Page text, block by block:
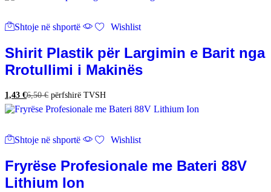
Shtoje në shportë Wishlist
Shirit Plastik për Largimin e Barit nga
Rrotullimi i Makinës
1,43 €6,50€ përfshirë TVSH
Shtoje në shportë Wishlist
Fryrëse Profesionale me Bateri 88V
Lithium Ion